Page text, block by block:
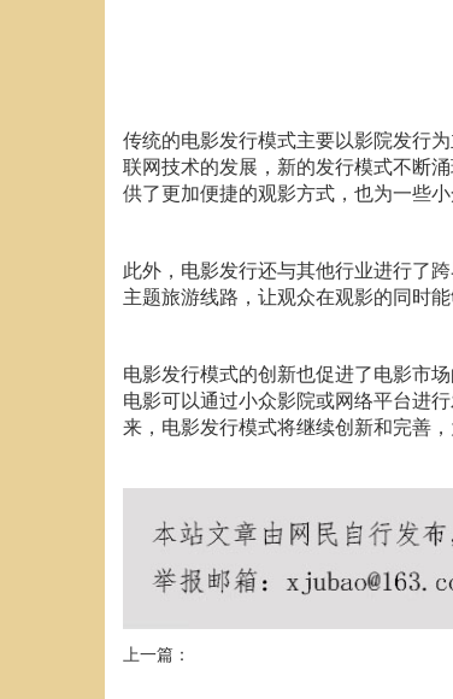
传统的电影发行模式主要以影院发行
联网技术的发展，新的发行模式不断
供了更加便捷的观影方式，也为一些
此外，电影发行还与其他行业进行了
主题旅游线路，让观众在观影的同时
电影发行模式的创新也促进了电影市
电影可以通过小众影院或网络平台进
来，电影发行模式将继续创新和完善
上一篇：